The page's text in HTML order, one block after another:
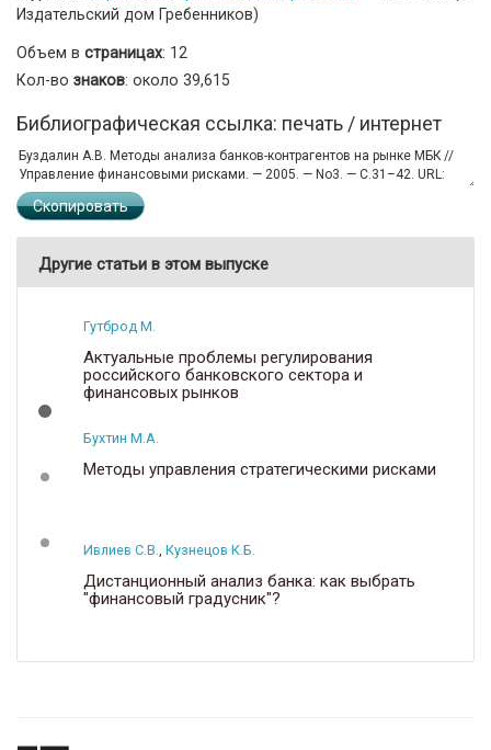
Издательский дом Гребенников)
Объем в страницах: 12
Кол-во знаков: около 39,615
Библиографическая ссылка: печать / интернет
Скопировать
Другие статьи в этом выпуске
Гутброд М.
Актуальные проблемы регулирования
российского банковского сектора и
финансовых рынков
Бухтин М.А.
Методы управления стратегическими рисками
Ивлиев С.В. Кузнецов К.Б.
Дистанционный анализ банка: как выбрать
"финансовый градусник"?